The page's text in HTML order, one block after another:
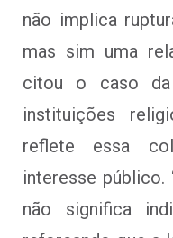
não implica
mas sim uma
citou o caso da
instituições
reflete essa
interesse público.
não significa